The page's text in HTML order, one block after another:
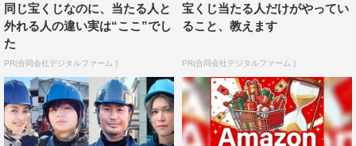
場で働いた経験を持つ魔裟斗。強い風にさらされ、足場も
組めない高所で挑む超難関ミッション、果たして、無事解
体することはできるのか。
魔裟斗 コメント
50年も前に建てられた巨大煙突がこんなに静かに解体され
同じ宝くじなのに、当たる人と
外れる人の違い実は“ここ”でし
た
PR(合同会社デジタルファーム )
宝くじ当たる人だけがやってい
ること、教えます
PR(合同会社デジタルファーム )